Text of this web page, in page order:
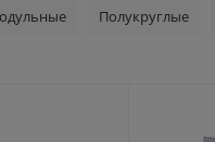
Полукруглые